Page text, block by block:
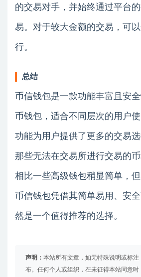
的交易对手，并始终通过平台
易。对于较大金额的交易，可
行。
总结
币信钱包是一款功能丰富且安
币钱包，适合不同层次的用户
功能为用户提供了更多的交易
那些无法在交易所进行交易的
相比一些高级钱包稍显简单，但
币信钱包凭借其简单易用、安
然是一个值得推荐的选择。
声明： 本站所有文章，如无特殊说明或标注
布。任何个人或组织，在未征得本站同意时